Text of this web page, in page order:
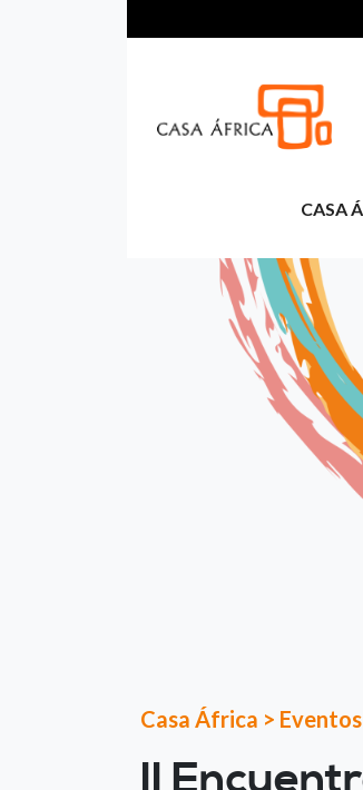
CASA
Casa África > Eventos